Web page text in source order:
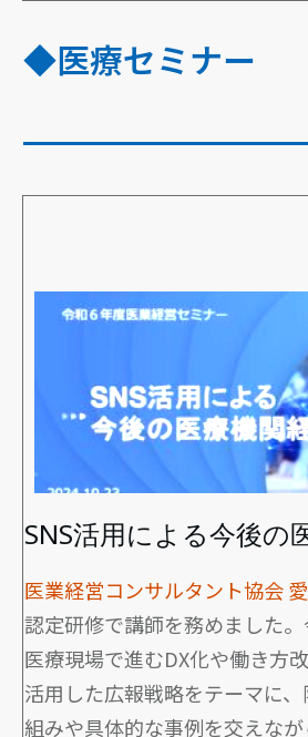
◆医療セミナー
SNS活用による今後の
医業経営コンサルタント協会
認定研修で講師を務めました。
医療現場で進むDX化や働き方
活用した広報戦略をテーマに
組みや具体的な事例を交えな